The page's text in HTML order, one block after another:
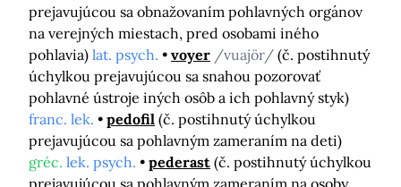
prejavujúcou sa obnažovaním pohlavných orgánov
na verejných miestach, pred osobami iného
pohlavia) lat. psych. voyer /vuajör/ (č. postihnutý
úchylkou prejavujúcou sa snahou pozorovať
pohlavné ústroje iných osôb a ich pohlavný styk)
franc. lek.
pedofil (č. postihnutý úchylkou
prejavujúcou sa pohlavným zameraním na deti)
gréc. lek. psych. pederast (č. postihnutý úchylkou
prejavujúcou sa pohlavným zameraním na osoby